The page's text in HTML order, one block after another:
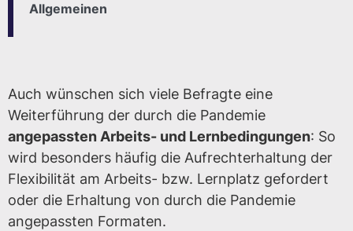
Allgemeinen
Auch wünschen sich viele Befragte eine
Weiterführung der durch die Pandemie
angepassten Arbeits- und Lernbedingungen: So
wird besonders häufig die Aufrechterhaltung der
Flexibilität am Arbeits- bzw. Lernplatz gefordert
oder die Erhaltung von durch die Pandemie
angepassten Formaten.